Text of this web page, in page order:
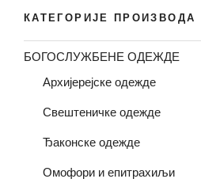
КАТЕГОРИЈЕ ПРОИЗВОДА
БОГОСЛУЖБЕНЕ ОДЕЖДЕ
Архијерејске одежде
Свештеничке одежде
Ђаконске одежде
Омофори и епитрахиљи